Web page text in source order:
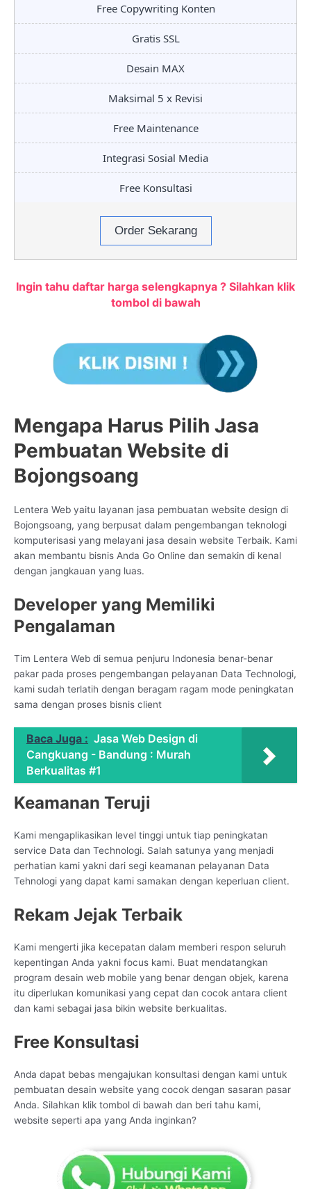
Free Copywriting Konten
Gratis SSL
Desain MAX
Maksimal 5 x Revisi
Free Maintenance
Integrasi Sosial Media
Free Konsultasi
Order Sekarang
Ingin tahu daftar harga selengkapnya ? Silahkan klik
tombol di bawah
Mengapa Harus Pilih Jasa
Pembuatan Website di
Bojongsoang
Lentera Web yaitu layanan jasa pembuatan website design di
Bojongsoang, yang berpusat dalam pengembangan teknologi
komputerisasi yang melayani jasa desain website Terbaik. Kami
akan membantu bisnis Anda Go Online dan semakin di kenal
dengan jangkauan yang luas.
Developer yang Memiliki
Pengalaman
Tim Lentera Web di semua penjuru Indonesia benar-benar
pakar pada proses pengembangan pelayanan Data Technologi,
kami sudah terlatih dengan beragam ragam mode peningkatan
sama dengan proses bisnis client
Baca Juga : Jasa Web Design di
Cangkuang - Bandung : Murah
Berkualitas #1
Keamanan Teruji
Kami mengaplikasikan level tinggi untuk tiap peningkatan
service Data dan Technologi. Salah satunya yang menjadi
perhatian kami yakni dari segi keamanan pelayanan Data
Tehnologi yang dapat kami samakan dengan keperluan client.
Rekam Jejak Terbaik
Kami mengerti jika kecepatan dalam memberi respon seluruh
kepentingan Anda yakni focus kami. Buat mendatangkan
program desain web mobile yang benar dengan objek, karena
itu diperlukan komunikasi yang cepat dan cocok antara client
dan kami sebagai jasa bikin website berkualitas.
Free Konsultasi
Anda dapat bebas mengajukan konsultasi dengan kami untuk
pembuatan desain website yang cocok dengan sasaran pasar
Anda. Silahkan klik tombol di bawah dan beri tahu kami,
website seperti apa yang Anda inginkan?